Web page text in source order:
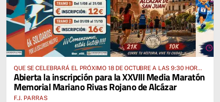
QUE SE CELEBRARÁ EL PRÓXIMO 18 DE OCTUBRE A LAS 9:30 HORAS
DESDE EL PABELLÓN VICENTE PANIAGUA
Abierta la inscripción para la XXVIII Media Maratón
Memorial Mariano Rivas Rojano de Alcázar
F.J. PARRAS